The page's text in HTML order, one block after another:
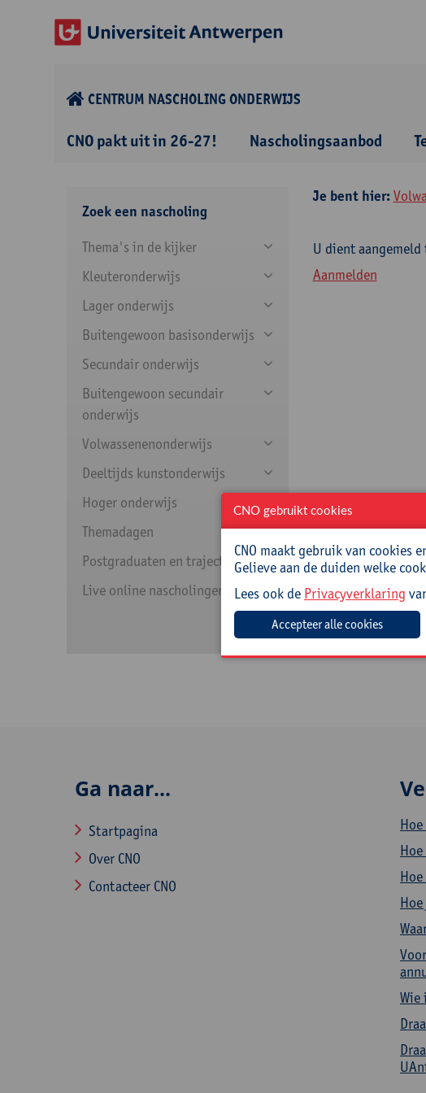
CENTRUM NASCHOLING ONDERWIJS
CNO pakt uit in 26-27! Nascholingsaanbod
Zoek een nascholing
Thema's in de kijker
Kleuteronderwijs
Lager onderwijs
Buitengewoon basisonderwijs
Secundair onderwijs
Buitengewoon secundair
onderwijs
Volwassenenonderwijs
Deeltijds kunstonderwijs
Hoger onderwijs
Themadagen
Postgraduaten en trajecten
Live online nascholingen
Je bent hier:
U dient
Aanmelden
Ga naar...
Startpagina
Over CNO
Contacteer CNO
Wie
CNO gebruikt cookies
CNO maakt gebruik van
Gelieve aan de duiden welke
Lees ook de Privacyverklaring